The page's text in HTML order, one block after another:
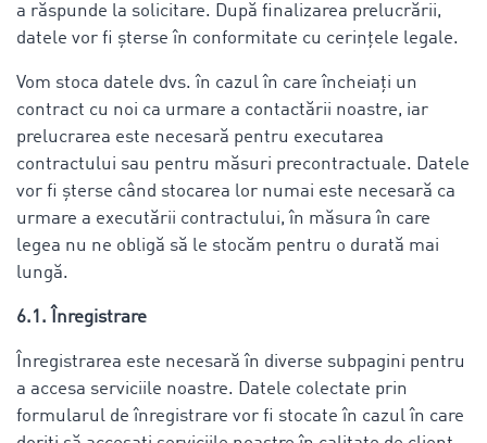
a răspunde la solicitare. După finalizarea prelucrării,
datele vor fi șterse în conformitate cu cerințele legale.
Vom stoca datele dvs. în cazul în care încheiați un
contract cu noi ca urmare a contactării noastre, iar
prelucrarea este necesară pentru executarea
contractului sau pentru măsuri precontractuale. Datele
vor fi șterse când stocarea lor numai este necesară ca
urmare a executării contractului, în măsura în care
legea nu ne obligă să le stocăm pentru o durată mai
lungă.
6.1. Înregistrare
Înregistrarea este necesară în diverse subpagini pentru
a accesa serviciile noastre. Datele colectate prin
formularul de înregistrare vor fi stocate în cazul în care